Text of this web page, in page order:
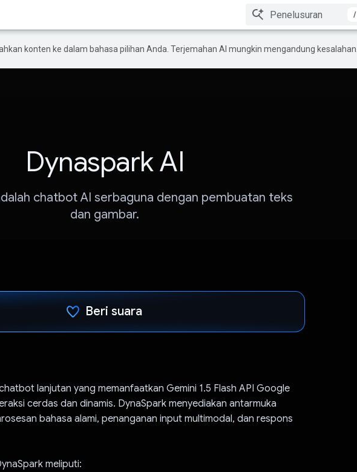
/
konten ke dalam bahasa pilihan Anda. Terjemahan AI mungkin mengandung kesalahan.
Dynaspark AI
chatbot AI serbaguna dengan pembuatan teks
dan gambar.
Beri suara
lanjutan yang memanfaatkan Gemini 1.5 Flash API Google
cerdas dan dinamis. DynaSpark menyediakan antarmuka
bahasa alami, penanganan input multimodal, dan respons
meliputi: